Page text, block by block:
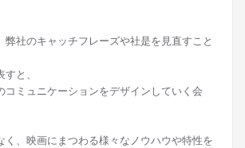
弊社のキャッチフレーズや社是を見直すこと
と、
コミュニケーションをデザインしていく会
く、映画にまつわる様々なノウハウや特性を